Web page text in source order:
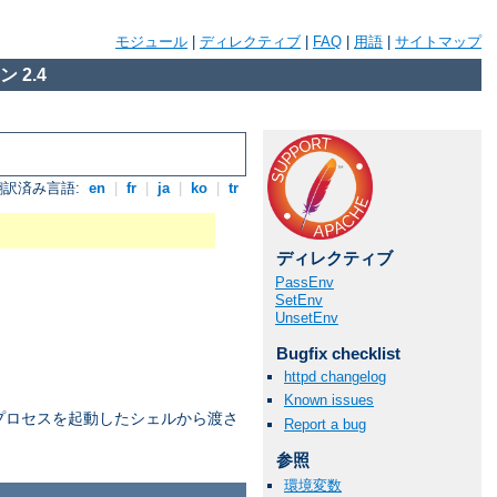
モジュール ディレクティブ FAQ 用語 サイトマップ
2.4
訳済み言語: en fr ja ko tr
セスを起動したシェルから渡さ
ディレクティブ
PassEnv
SetEnv
UnsetEnv
Bugfix checklist
httpd changelog
Known issues
Report a bug
参照
環境変数